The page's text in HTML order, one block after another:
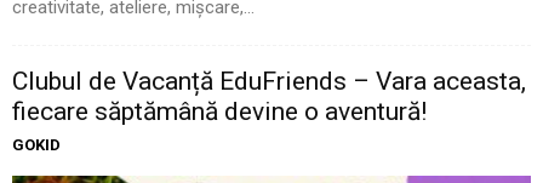
creativitate, ateliere, mișcare,...
Clubul de Vacanță EduFriends – Vara aceasta,
fiecare săptămână devine o aventură!
GOKID